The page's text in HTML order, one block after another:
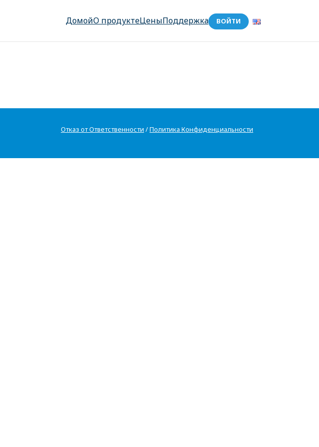
ДомойО продуктеЦеныПоддержка ВОЙТИ
Отказ от Ответственности /Политика Конфиденциальности